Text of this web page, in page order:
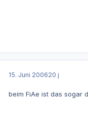
15. Juni 200620 j
beim FiAe ist das sogar